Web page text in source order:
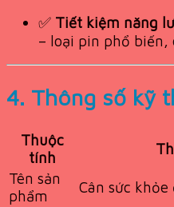
✅ Tiết kiệm năng
– loại pin phổ
4. Thông số kỹ
Thuộc
tính
Tên sản
phẩm
Cân sức